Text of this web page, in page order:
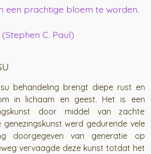
een prachtige bloem te worden.
(Stephen C. Paul)
behandeling brengt diepe rust en
in lichaam en geest. Het is een
door middel van zachte
genezingskunst werd gedurende vele
doorgegeven van generatie op
vervaagde deze kunst totdat het